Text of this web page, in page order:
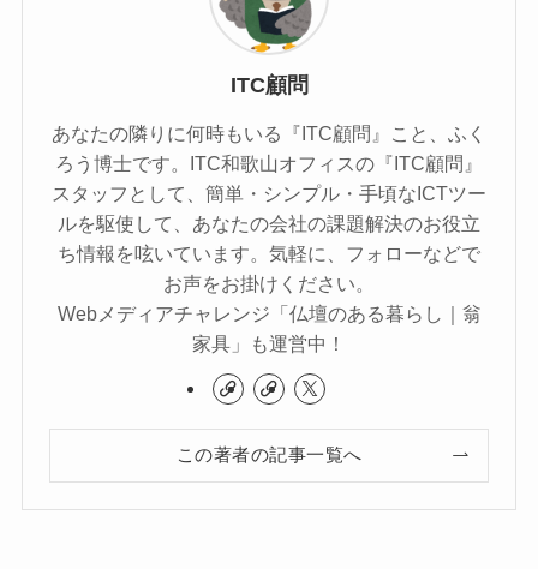
ITC顧問
あなたの隣りに何時もいる『ITC顧問』こと、ふく
ろう博士です。ITC和歌山オフィスの『ITC顧問』
スタッフとして、簡単・シンプル・手頃なICTツー
ルを駆使して、あなたの会社の課題解決のお役立
ち情報を呟いています。気軽に、フォローなどで
お声をお掛けください。
Webメディアチャレンジ「仏壇のある暮らし｜翁
家具」も運営中！
この著者の記事一覧へ